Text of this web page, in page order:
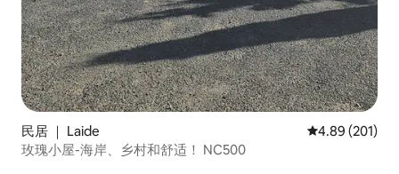
民居 ｜ Laide 平均评分 4.89
4.89 (201)
玫瑰小屋-海岸、乡村和舒适！ NC500